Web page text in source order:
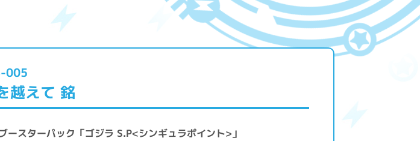
005
越えて 銘
ースターパック「ゴジラ S.P<シンギュラポイント>」